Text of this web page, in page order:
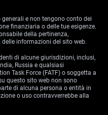
e non tengono conto dei
finanziaria o delle tue esigenze.
della pertinenza,
informazioni del sito web.
di alcune giurisdizioni, inclusi,
Russia e qualsiasi
Task Force (FATF) o soggetta a
questo sito web non sono
di alcuna persona o entità in
o uso contravverrebbe alla